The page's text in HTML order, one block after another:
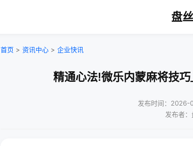
盘
首页 > 资讯中心 > 企业快讯
精通心法!微乐内蒙麻将技
发布时间：2026-
发布者